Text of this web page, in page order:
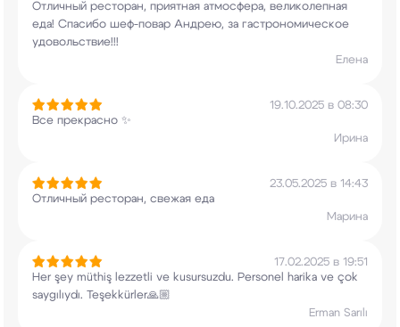
Отличный ресторан, приятная атмосфера, великолепная
еда! Спасибо шеф-повар Андрею, за гастрономическое
удовольствие!!!
Елена
19.10.2025 в 08:30
Все прекрасно ✨
Ирина
23.05.2025 в 14:43
Отличный ресторан, свежая еда
Марина
17.02.2025 в 19:51
Her şey müthiş lezzetli ve kusursuzdu. Personel
harika ve çok
saygılıydı. Teşekkürler🙏🏼
Erman Sarılı